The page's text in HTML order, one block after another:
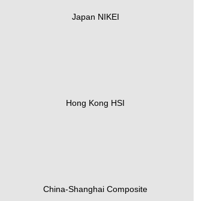
Japan NIKEI
Hong Kong HSI
China-Shanghai Composite